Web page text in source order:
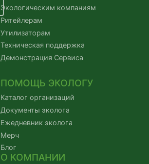
Экологическим компаниям
Ритейлерам
Утилизаторам
Техническая поддержка
Демонстрация Сервиса
ПОМОЩЬ ЭКОЛОГУ
Каталог организаций
Документы эколога
Ежедневник эколога
Мерч
Блог
О КОМПАНИИ